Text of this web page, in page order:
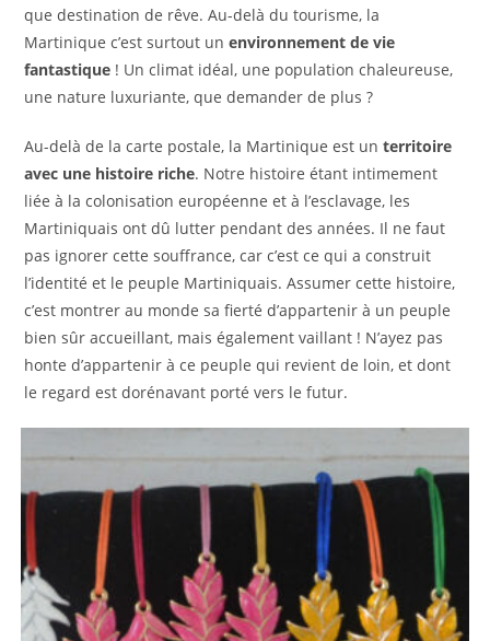
que destination de rêve. Au-delà du tourisme, la
Martinique c’est surtout unenvironnement de vie
fantastique ! Un climat idéal, une population chaleureuse,
une nature luxuriante, que demander de plus ?
Au-delà de la carte postale, la Martinique est unterritoire
avec une histoire riche. Notre histoire étant intimement
liée à la colonisation européenne et à l’esclavage, les
Martiniquais ont dû lutter pendant des années. Il ne faut
pas ignorer cette souffrance, car c’est ce qui a construit
l’identité et le peuple Martiniquais. Assumer cette histoire,
c’est montrer au monde sa fierté d’appartenir à un peuple
bien sûr accueillant, mais également vaillant ! N’ayez pas
honte d’appartenir à ce peuple qui revient de loin, et dont
le regard est dorénavant porté vers le futur.